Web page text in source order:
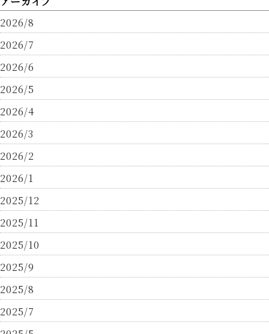
2026/8
2026/7
2026/6
2026/5
2026/4
2026/3
2026/2
2026/1
2025/12
2025/11
2025/10
2025/9
2025/8
2025/7